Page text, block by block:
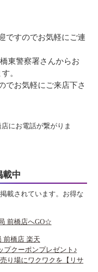
ですのでお気軽にご連
東警察署さんからお
。
でお気軽にご来店下さ
にお電話が繋がりま
載中
載されています。お得な
前橋店へGO☆
前橋店 楽天
クーポンプレゼント♪
り場にワクワクを【リサ